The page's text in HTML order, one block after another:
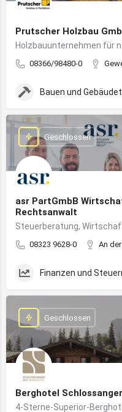
Prutscher Holzbau
08366/98480-0
Bauen und
asr PartGmbB
Rechtsanwalt
08323 9628-0 An
Geschlossen
Finanzen und
Berghotel
Geschlossen